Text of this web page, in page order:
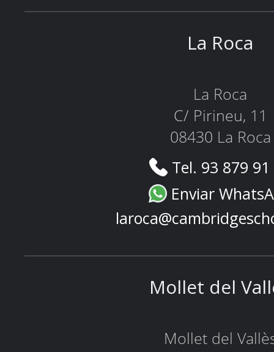
La Roca
La Roca
C/ Pirineu, 11
08430 La Roca
Tel. 93 879
Enviar
Mollet del
Mollet del